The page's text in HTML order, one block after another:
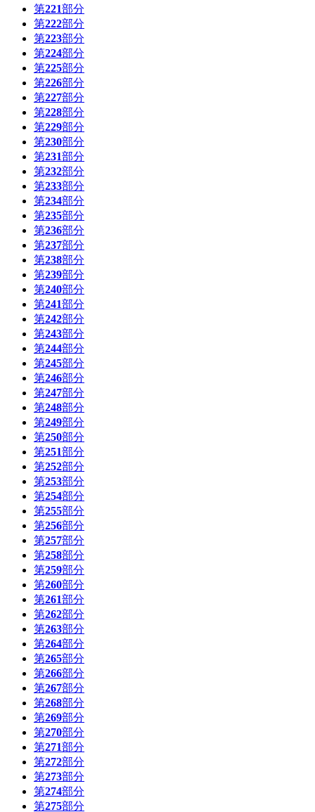
第221部分
第222部分
第223部分
第224部分
第225部分
第226部分
第227部分
第228部分
第229部分
第230部分
第231部分
第232部分
第233部分
第234部分
第235部分
第236部分
第237部分
第238部分
第239部分
第240部分
第241部分
第242部分
第243部分
第244部分
第245部分
第246部分
第247部分
第248部分
第249部分
第250部分
第251部分
第252部分
第253部分
第254部分
第255部分
第256部分
第257部分
第258部分
第259部分
第260部分
第261部分
第262部分
第263部分
第264部分
第265部分
第266部分
第267部分
第268部分
第269部分
第270部分
第271部分
第272部分
第273部分
第274部分
第275部分